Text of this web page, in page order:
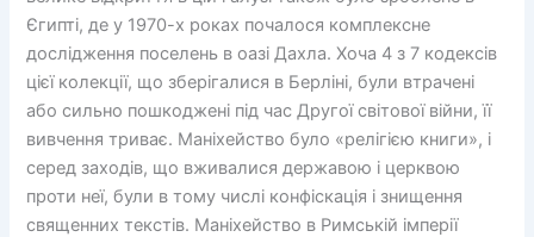
Єгипті, де у 1970-х роках почалося комплексне
дослідження поселень в оазі Дахла. Хоча 4 з 7 кодексів
цієї колекції, що зберігалися в Берліні, були втрачені
або сильно пошкоджені під час Другої світової війни, її
вивчення триває. Маніхейство було «релігією книги», і
серед заходів, що вживалися державою і церквою
проти неї, були в тому числі конфіскація і знищення
священних текстів. Маніхейство в Римській імперії